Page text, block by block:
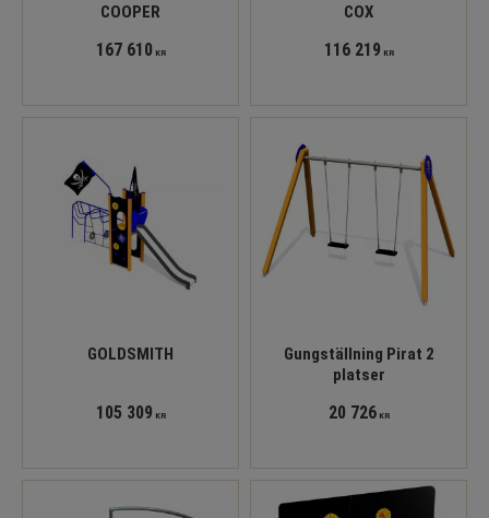
COOPER
167 610KR
COX
116 219 KR
GOLDSMITH
105 309 KR
Gungställning Pirat 2
platser
20 726KR